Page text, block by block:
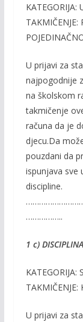
U prijavi za
najpogodnije
na školskom
takmičenje
računa da je
djecu.Da
pouzdani da
ispunjava sve
discipline.
……………..
1 c)
KATEGORIJA:
TAKMIČENJE:
U prijavi za